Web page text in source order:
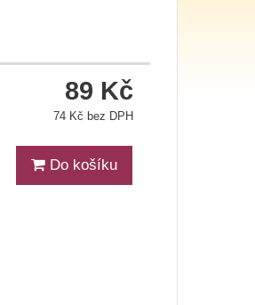
89 Kč
74 Kč bez DPH
Do košíku